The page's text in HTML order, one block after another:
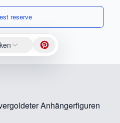
reserve
Anhängerfiguren